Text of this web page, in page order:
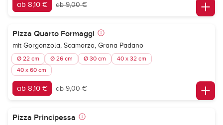
ab 8,10 € ab 9,00 €
Pizza Quarto Formaggi
mit Gorgonzola, Scamorza, Grana Padano
Ø 22 cm Ø 26 cm Ø 30 cm
40 x 32 cm
40 x 60 cm
ab 8,10 € ab 9,00 €
Pizza Principessa